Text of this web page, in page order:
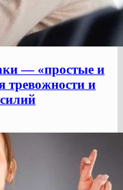
— «простые и
тревожности и